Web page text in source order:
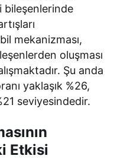
bileşenlerinde
mekanizması,
oluşması
Şu anda
yaklaşık %26,
seviyesindedir.
Etkisi